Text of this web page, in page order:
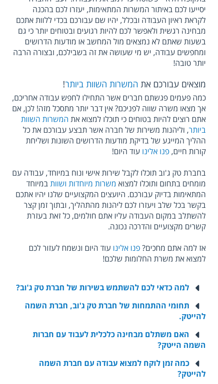
יסייעו לכם באיתור המשרות המתאימות, יעזרו לכם בהכנה
לקראת ראיון העבודה ובכלל, יהיו שם עבורכם בכדי ללוות אתכם
מבחינה רגשית ולאפשר לכם להיות רגועים ובטוחים יותר כי גם
בשעות שאתם לא נמצאים מול המחשב או מודעות הדרושים
ומחפשים עבודה, יש מי שעושה את זה בשבילכם, ובצורה הרבה
יותר טובה!
מוצאים עבורכם את המשרות השוות ביותר!
כמה פעמים פגשתם חברים אשר התחילו לחפש עבודה אחריכם,
אך מצאו משרה שווה לפניכם? אין דבר יותר מתסכל מזה! לכן, אם
אתם רוצים להיות בטוחים כי תוכלו למצוא את המשרות השוות
ביותר, וליהנות משירות של חברה אשר תבצע עבורכם את כל
ההליך המייגע של בדיקת מודעות הדרושים השונות ושליחת
קורות חיים, פנו אלינו עוד היום!
בחברת טק ג'וב תוכלו לקבל שירות אישי ונוח במיוחד, עבודה עם
מומחים בתחום ותוכלו למצוא משרות מיוחדות ושוותבמיוחד
המתאימות בדיוק עבורכם. היועצים המקצועיים שלנו יהיו אתכם
בקשר בכל שלב ויעזרו לכם ליהנות מהתהליך, ובתוך זמן קצר
להשתלב במקום העבודה עליו אתם חולמים, כל זאת בעזרת
קשרים מקצועיים והדרכה נכונה.
אז למה אתם מחכים?פנו אלינו עוד היום ונשמח לעזור לכם
למצוא את משרת החלומות שלכם!
למה כדאי לכם להשתמש בשירות של חברת טק ג'וב?
תחומי ההתמחות של חברת טק ג'וב, חברת השמה
להייטק.
האם משתלם מבחינה כלכלית לעבוד עם חברות
השמה הייטק?
כמה זמן לוקח למצוא עבודה עם חברת השמה
להייטק?